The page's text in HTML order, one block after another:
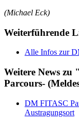
(Michael Eck)
Weiterführende
Alle Infos zur
Weitere News zu
Parcours-
DM FITASC
Austragungsort